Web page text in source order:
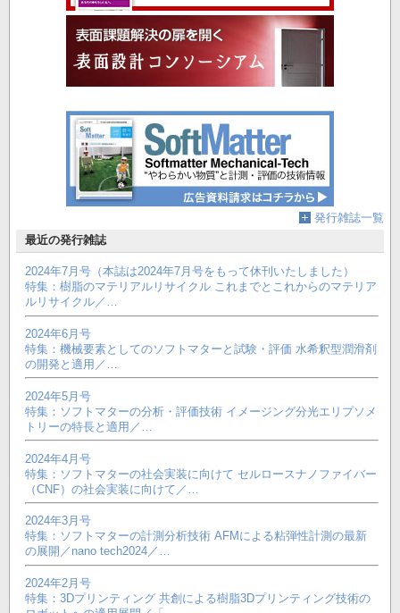
発行雑誌一覧
最近の発行雑誌
2024年7月号（本誌は2024年7月号をもって休刊いたしました）
特集：樹脂のマテリアルリサイクル これまでとこれからのマテリア
ルリサイクル／…
2024年6月号
特集：機械要素としてのソフトマターと試験・評価 水希釈型潤滑剤
の開発と適用／…
2024年5月号
特集：ソフトマターの分析・評価技術 イメージング分光エリプソメ
トリーの特長と適用／…
2024年4月号
特集：ソフトマターの社会実装に向けて セルロースナノファイバー
（CNF）の社会実装に向けて／…
2024年3月号
特集：ソフトマターの計測分析技術 AFMによる粘弾性計測の最新
の展開／nano tech2024／…
2024年2月号
特集：3Dプリンティング 共創による樹脂3Dプリンティング技術の